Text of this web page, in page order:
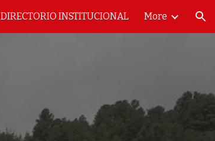
DIRECTORIO INSTITUCIONAL More